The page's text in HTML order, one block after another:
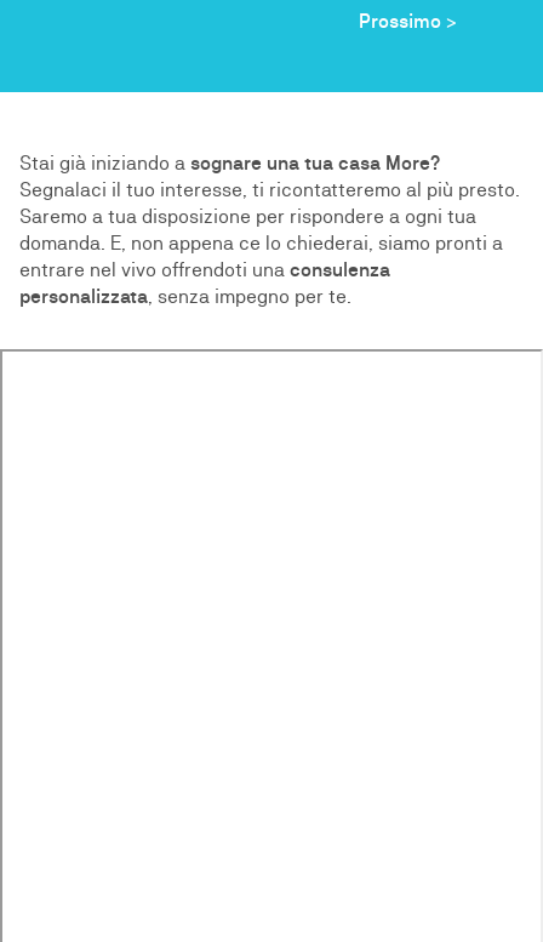
Prossimo >
Stai già iniziando a sognare una tua casa More?
Segnalaci il tuo interesse, ti ricontatteremo al più presto.
Saremo a tua disposizione per rispondere a ogni tua
domanda. E, non appena ce lo chiederai, siamo pronti a
entrare nel vivo offrendoti una consulenza
personalizzata, senza impegno per te.